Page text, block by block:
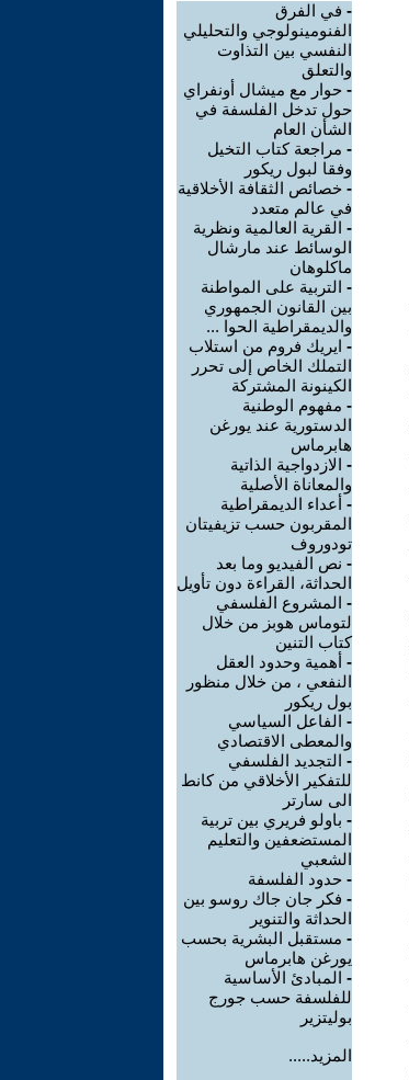
- في الفرق
الفنومينولوجي والتحليلي
النفسي بين التذاوت
والتعلق
- حوار مع ميشال أونفراي
حول تدخل الفلسفة في
الشأن العام
- مراجعة كتاب التخيل
وفقا لبول ريكور
- خصائص الثقافة الأخلاقية
في عالم متعدد
- القرية العالمية ونظرية
الوسائط عند مارشال
ماكلوهان
- التربية على المواطنة
بين القانون الجمهوري
والديمقراطية الحوا ...
- ايريك فروم من استلاب
التملك الخاص إلى تحرر
الكينونة المشتركة
- مفهوم الوطنية
الدستورية عند يورغن
هابرماس
- الازدواجية الذاتية
والمعاناة الأصلية
- أعداء الديمقراطية
المقربون حسب تزيفيتان
تودوروف
- نص الفيديو وما بعد
الحداثة، القراءة دون تأويل
- المشروع الفلسفي
لتوماس هوبز من خلال
كتاب التنين
- أهمية وحدود العقل
النفعي ، من خلال منظور
بول ريكور
- الفاعل السياسي
والمعطى الاقتصادي
- التجديد الفلسفي
للتفكير الأخلاقي من كانط
الى سارتر
- باولو فريري بين تربية
المستضعفين والتعليم
الشعبي
- حدود الفلسفة
- فكر جان جاك روسو بين
الحداثة والتنوير
- مستقبل البشرية بحسب
يورغن هابرماس
- المبادئ الأساسية
للفلسفة حسب جورج
بوليتزير
المزيد.....